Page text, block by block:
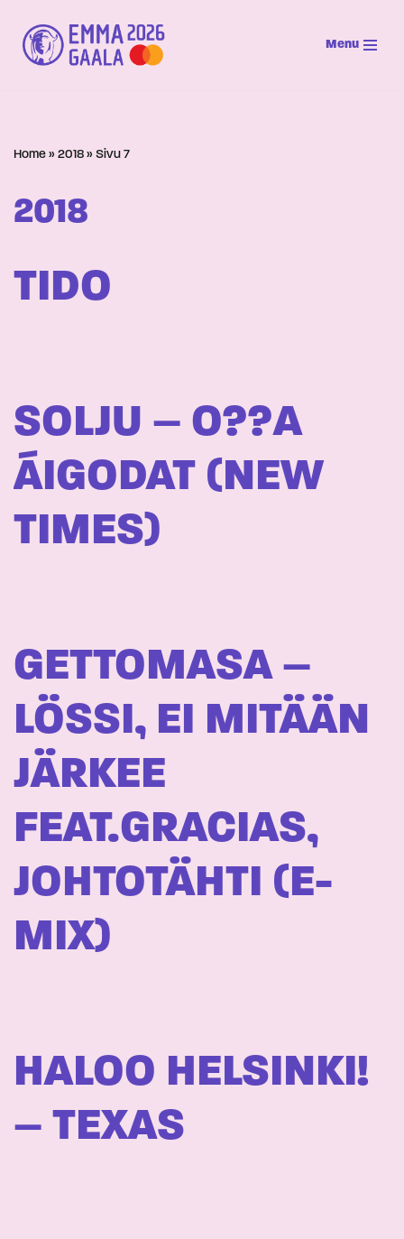
Siirry
suoraan
Menu
Home » 2018 » Sivu 7
2018
TIDO
SOLJU – O??A
ÁIGODAT (NEW
TIMES)
GETTOMASA –
LÖSSI, EI MITÄÄN
JÄRKEE
FEAT.GRACIAS,
JOHTOTÄHTI (E-
MIX)
HALOO HELSINKI!
– TEXAS